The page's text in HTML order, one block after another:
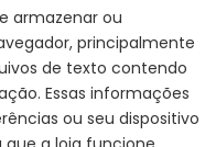
armazenar ou
principalmente
de texto contendo
Essas informações
ou seu dispositivo